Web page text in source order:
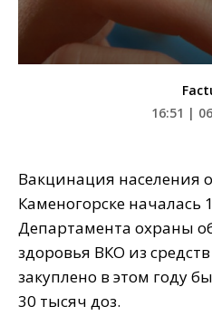
16:51 |
Вакцинация населения
Каменогорске
Департамента охраны
здоровья ВКО из
закуплено в этом году
30 тысяч доз.